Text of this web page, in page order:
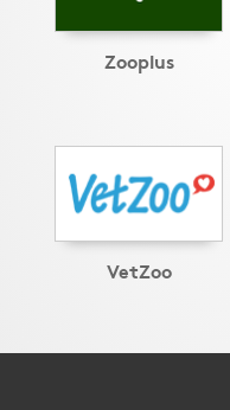
Zooplus
VetZoo